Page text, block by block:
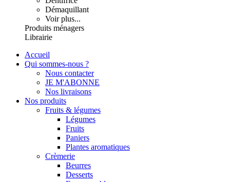
Démaquillant
Voir plus...
Produits ménagers
Librairie
Accueil
Qui sommes-nous ?
Nous contacter
JE M'ABONNE
Nos livraisons
Nos produits
Fruits & légumes
Légumes
Fruits
Paniers
Plantes aromatiques
Crèmerie
Beurres
Desserts